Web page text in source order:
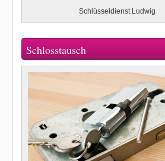
Schlüsseldienst Ludwig
Schlosstausch